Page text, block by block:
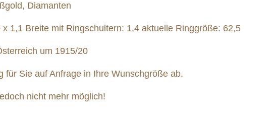
Diamanten
x 1,1 Breite mit Ringschultern: 1,4 aktuelle Ringgröße: 62,5
um 1915/20
für Sie auf Anfrage in Ihre Wunschgröße ab.
nicht mehr möglich!